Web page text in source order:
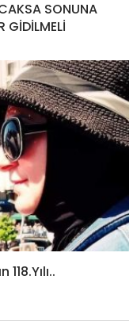
SONUNA
GİDİLMELİ